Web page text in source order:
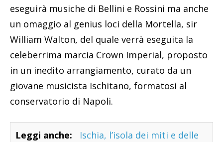
eseguirà musiche di Bellini e Rossini ma anche
un omaggio al genius loci della Mortella, sir
William Walton, del quale verrà eseguita la
celeberrima marcia Crown Imperial, proposto
in un inedito arrangiamento, curato da un
giovane musicista Ischitano, formatosi al
conservatorio di Napoli.
Leggi anche:
Ischia, l’isola dei miti e delle